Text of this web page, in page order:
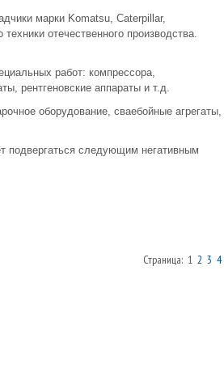
марки Komatsu, Caterpillar,
отечественного производства.
работ: компрессора,
рентгеновские аппараты и т.д.
оборудование, сваебойные агрегаты,
подвергаться следующим негативным
Страница: 1 2 3 4